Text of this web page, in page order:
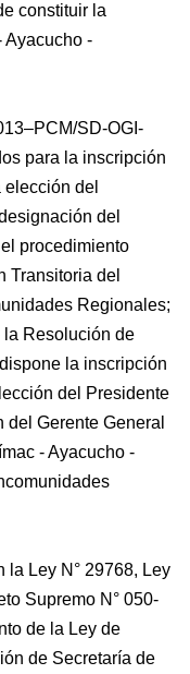
constituir la
Ayacucho -
SD-OGI-
para la inscripción
del
del
procedimiento
Transitoria del
Regionales;
Resolución de
la inscripción
del Presidente
Gerente General
- Ayacucho -
la Ley N° 29768, Ley
Supremo N° 050-
de la Ley de
de Secretaría de